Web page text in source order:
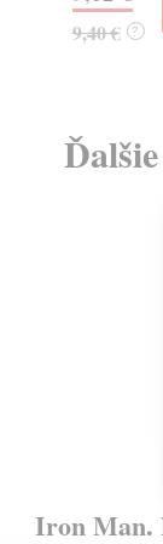
Iron Man.